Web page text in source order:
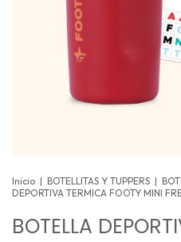
Inicio | BOTELLITAS Y TUPPERS |
DEPORTIVA TERMICA FOOTY MINI
BOTELLA